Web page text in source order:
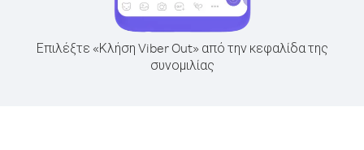
Επιλέξτε «Κλήση Viber Out» από την κεφαλίδα της
συνομιλίας